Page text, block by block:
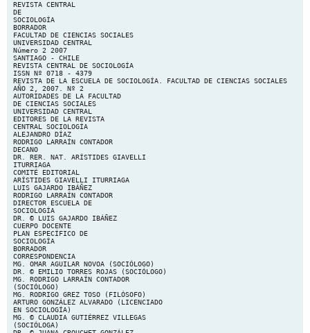
REVISTA CENTRAL
DE
SOCIOLOGÍA
BORRADOR
FACULTAD DE CIENCIAS SOCIALES
UNIVERSIDAD CENTRAL
Número 2 2007
SANTIAGO - CHILE
REVISTA CENTRAL DE SOCIOLOGÍA
ISSN Nº 0718 - 4379
REVISTA DE LA ESCUELA DE SOCIOLOGÍA. FACULTAD DE CIENCIAS SOCIALES
AÑO 2, 2007. Nº 2
AUTORIDADES DE LA FACULTAD
DE CIENCIAS SOCIALES
UNIVERSIDAD CENTRAL
EDITORES DE LA REVISTA
CENTRAL SOCIOLOGÍA
ALEJANDRO DÍAZ
RODRIGO LARRAÍN CONTADOR
DECANO
DR. RER. NAT. ARÍSTIDES GIAVELLI
ITURRIAGA
COMITÉ EDITORIAL
ARÍSTIDES GIAVELLI ITURRIAGA
LUIS GAJARDO IBÁÑEZ
RODRIGO LARRAÍN CONTADOR
DIRECTOR ESCUELA DE
SOCIOLOGÍA
DR. © LUIS GAJARDO IBÁÑEZ
CUERPO DOCENTE
PLAN ESPECÍFICO DE
SOCIOLOGÍA
BORRADOR
CORRESPONDENCIA
MG. OMAR AGUILAR NOVOA (SOCIÓLOGO)
DR. © EMILIO TORRES ROJAS (SOCIÓLOGO)
MG. RODRIGO LARRAÍN CONTADOR
(SOCIÓLOGO)
MG. RODRIGO GREZ TOSO (FILÓSOFO)
ARTURO GONZÁLEZ ALVARADO (LICENCIADO
EN SOCIOLOGÍA)
MG. © CLAUDIA GUTIÉRREZ VILLEGAS
(SOCIÓLOGA)